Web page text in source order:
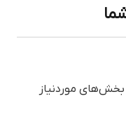
بخش‌های موردنیاز